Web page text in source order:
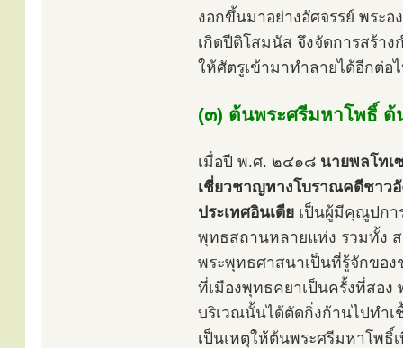
งอกขึ้นมาอย่างอัศจรรย์ พระ
เกิดปีติโสมนัส จึงจัดการสร้า
ให้ศัตรูเข้ามาทำลายได้อีกต่
(๓) ต้นพระศรีมหาโพธิ์ ต้
เมื่อปี พ.ศ. ๒๔๑๘ นายพลโทเ
เชี่ยวชาญทางโบราณคดีชาว
ประเทศอินเดีย เป็นผู้มีคุณูปกา
พุทธสถานหลายแห่ง รวมทั้ง
พระพุทธศาสนาเป็นที่รู้จักของ
ที่เมืองพุทธคยาเป็นครั้งที่สอ
บริเวณนั้นได้ตัดกิ่งก้านไปทำ
เป็นเหตุให้ต้นพระศรีมหาโพ